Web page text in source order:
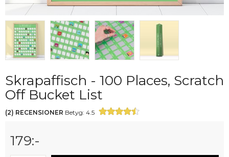
Skrapaffisch - 100 Places, Scratch
Off Bucket List
(2) RECENSIONER Betyg: 4.5
179:-